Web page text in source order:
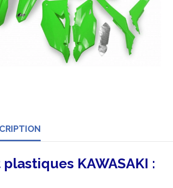
plastiques KAWASAKI :